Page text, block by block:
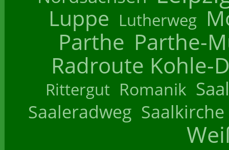
Luppe Lutherweg
Parthe Parthe-
Radroute Kohle-
Rittergut Romanik
Saaleradweg Saalkirche